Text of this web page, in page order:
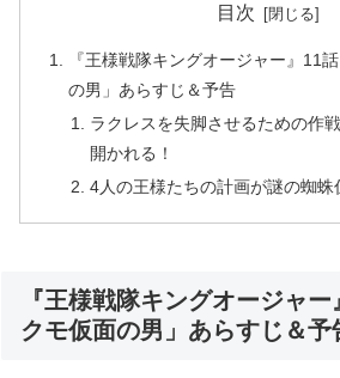
目次
『王様戦隊キングオージャー』11
の男」あらすじ＆予告
ラクレスを失脚させるための作
開かれる！
4人の王様たちの計画が謎の蜘
『王様戦隊キングオージャー
クモ仮面の男」あらすじ＆予